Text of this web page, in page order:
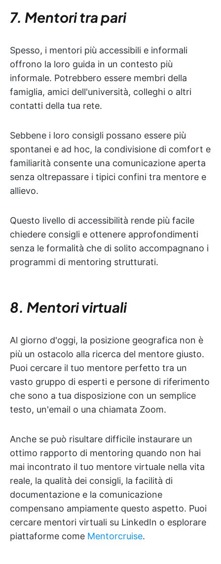
7. Mentori tra pari
Spesso, i mentori più accessibili e informali
offrono la loro guida in un contesto più
informale. Potrebbero essere membri della
famiglia, amici dell'università, colleghi o altri
contatti della tua rete.
Sebbene i loro consigli possano essere più
spontanei e ad hoc, la condivisione di comfort e
familiarità consente una comunicazione aperta
senza oltrepassare i tipici confini tra mentore e
allievo.
Questo livello di accessibilità rende più facile
chiedere consigli e ottenere approfondimenti
senza le formalità che di solito accompagnano i
programmi di mentoring strutturati.
8. Mentori virtuali
Al giorno d'oggi, la posizione geografica non è
più un ostacolo alla ricerca del mentore giusto.
Puoi cercare il tuo mentore perfetto tra un
vasto gruppo di esperti e persone di riferimento
che sono a tua disposizione con un semplice
testo, un'email o una chiamata Zoom.
Anche se può risultare difficile instaurare un
ottimo rapporto di mentoring quando non hai
mai incontrato il tuo mentore virtuale nella vita
reale, la qualità dei consigli, la facilità di
documentazione e la comunicazione
compensano ampiamente questo aspetto. Puoi
cercare mentori virtuali su LinkedIn o esplorare
piattaforme come Mentorcruise.